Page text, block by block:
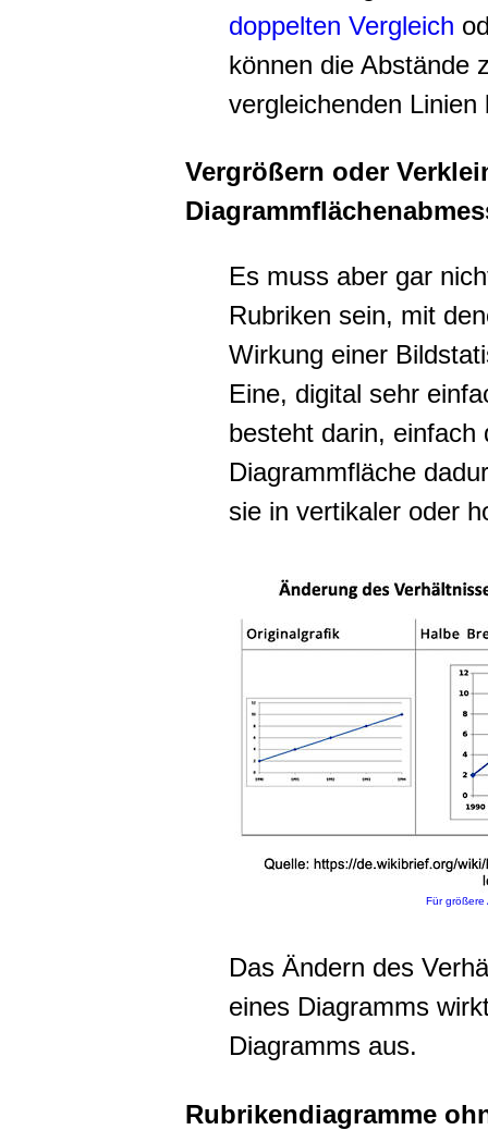
doppelten Vergleich
können die Abstände
vergleichenden Linien
Vergrößern oder
Es muss aber gar
Rubriken sein, mit
Wirkung einer
Eine, digital sehr
besteht darin, einfach
Diagrammfläche
sie in vertikaler oder
Für größere
Das Ändern des
eines Diagramms
Diagramms aus.
Rubrikendiagramme